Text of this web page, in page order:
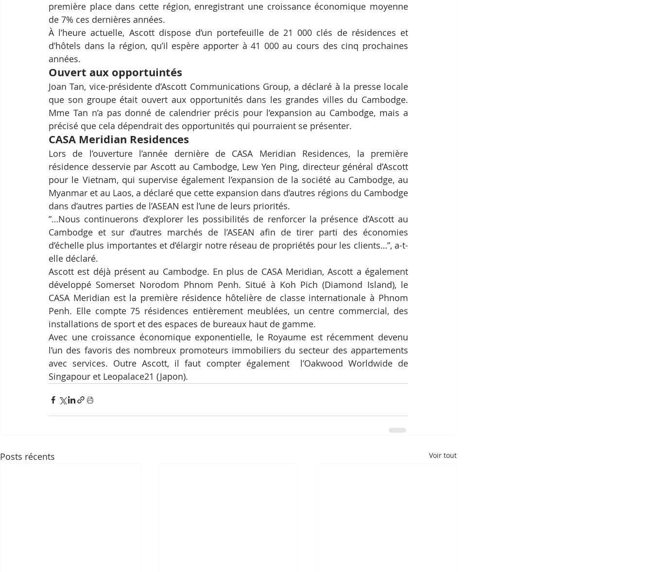
première place dans cette région, enregistrant une croissance économique moyenne
de 7% ces dernières années.
À l’heure actuelle, Ascott dispose d’un portefeuille de 21 000 clés de résidences et
d’hôtels dans la région, qu’il espère apporter à 41 000 au cours des cinq prochaines
années.
Ouvert aux opportuintés
Joan Tan, vice-présidente d’Ascott Communications Group, a déclaré à la presse locale
que son groupe était ouvert aux opportunités dans les grandes villes du Cambodge.
Mme Tan n’a pas donné de calendrier précis pour l’expansion au Cambodge, mais a
précisé que cela dépendrait des opportunités qui pourraient se présenter.
CASA Meridian Residences
Lors de l’ouverture l’année dernière de CASA Meridian Residences, la première
résidence desservie par Ascott au Cambodge, Lew Yen Ping, directeur général d’Ascott
pour le Vietnam, qui supervise également l’expansion de la société au Cambodge, au
Myanmar et au Laos, a déclaré que cette expansion dans d’autres régions du Cambodge
dans d’autres parties de l’ASEAN est l’une de leurs priorités.
”…Nous continuerons d’explorer les possibilités de renforcer la présence d’Ascott au
Cambodge et sur d’autres marchés de l’ASEAN afin de tirer parti des économies
d’échelle plus importantes et d’élargir notre réseau de propriétés pour les clients…”, a-t-
elle déclaré.
Ascott est déjà présent au Cambodge. En plus de CASA Meridian, Ascott a également
développé Somerset Norodom Phnom Penh. Situé à Koh Pich (Diamond Island), le
CASA Meridian est la première résidence hôtelière de classe internationale à Phnom
Penh. Elle compte 75 résidences entièrement meublées, un centre commercial, des
installations de sport et des espaces de bureaux haut de gamme.
Avec une croissance économique exponentielle, le Royaume est récemment devenu
l’un des favoris des nombreux promoteurs immobiliers du secteur des appartements
avec services. Outre Ascott, il faut compter également  l’Oakwood Worldwide de
Singapour et Leopalace21 (Japon).
Posts récents Voir tout